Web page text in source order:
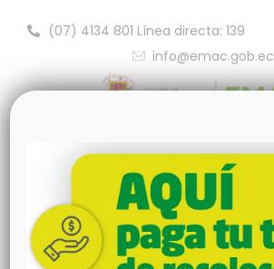
info@emac.gob.ec
(07) 4134 801 Línea directa: 139
Rendición de cuentas 2025